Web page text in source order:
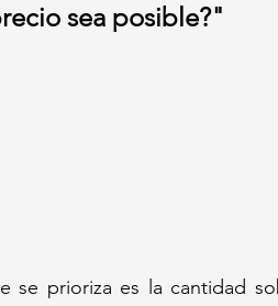
sea posible?"
se prioriza es la cantidad